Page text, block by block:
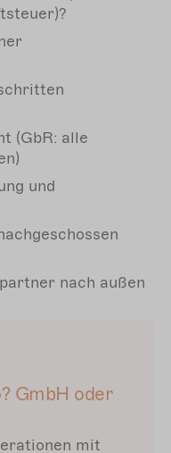
(GbR: alle
und
nach außen
GmbH oder
mit